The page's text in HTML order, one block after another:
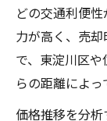
どの交通利便
力が高く、売
で、東淀川区
らの距離によっ
価格推移を分